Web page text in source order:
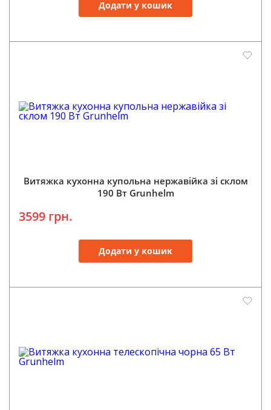
Додати у кошик
Витяжка кухонна купольна нержавійка зі склом
190 Вт Grunhelm
3599 грн.
Додати у кошик